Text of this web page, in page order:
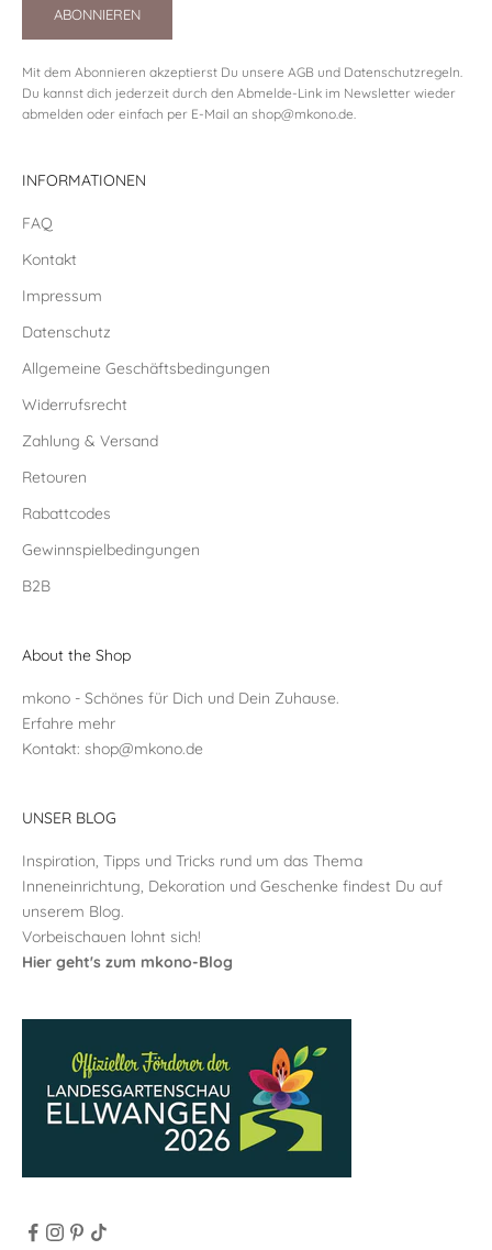
ABONNIEREN
Mit dem Abonnieren akzeptierst Du unsere AGB und Datenschutzregeln
Du kannst dich jederzeit durch den Abmelde-Link im Newsletter wieder
abmelden oder einfach per E-Mail an shop@mkono.de
INFORMATIONEN
FAQ
Kontakt
Impressum
Datenschutz
Allgemeine Geschäftsbedingungen
Widerrufsrecht
Zahlung & Versand
Retouren
Rabattcodes
Gewinnspielbedingungen
B2B
About the Shop
mkono - Schönes für Dich und Dein Zuhause.
Erfahre mehr
Kontakt: shop@mkono.de
UNSER BLOG
Inspiration, Tipps und Tricks rund um das Thema
Inneneinrichtung, Dekoration und Geschenke findest Du auf
unserem Blog.
Vorbeischauen lohnt sich!
Hier geht's zum mkono-Blog